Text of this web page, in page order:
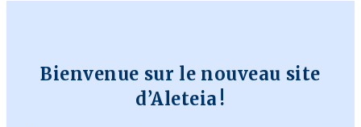
Bienvenue sur le nouveau site
d’Aleteia !